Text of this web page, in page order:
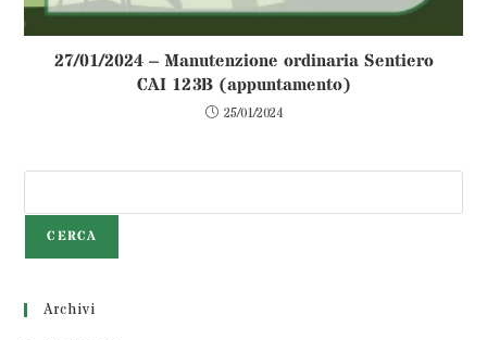
27/01/2024 – Manutenzione ordinaria Sentiero
CAI 123B (appuntamento)
25/01/2024
CERCA
Archivi